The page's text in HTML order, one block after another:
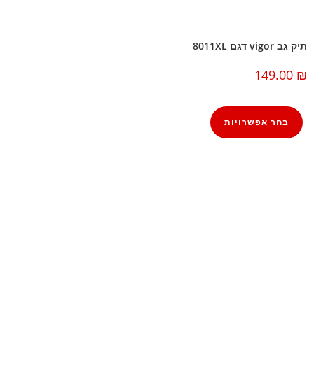
תיק גב vigor דגם 8011XL
149.00 ₪
בחר אפשרויות